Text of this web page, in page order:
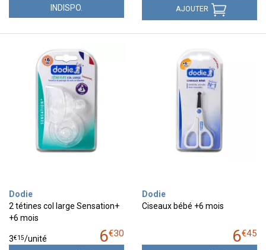
INDISPO.
AJOUTER
Dodie
2 tétines col large Sensation+
+6 mois
6€30
3€15/unité
Dodie
Ciseaux bébé +6 mois
6€45